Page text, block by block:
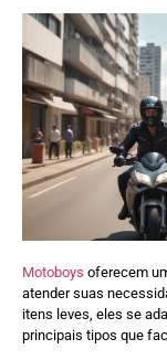
Motoboys oferecem
atender suas
itens leves, eles se
principais tipos que